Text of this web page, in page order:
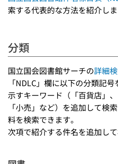
索する代表的な方法を紹介しま
分類
国立国会図書館サーチの詳細
「NDLC」欄に以下の分類記
示すキーワード（「百貨店」
「小売」など）を追加して検
料を検索できます。
次項で紹介する件名を追加し